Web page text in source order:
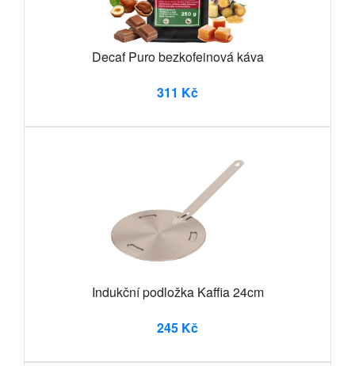
Decaf Puro bezkofeinová káva
311 Kč
Indukční podložka Kaffia 24cm
245 Kč